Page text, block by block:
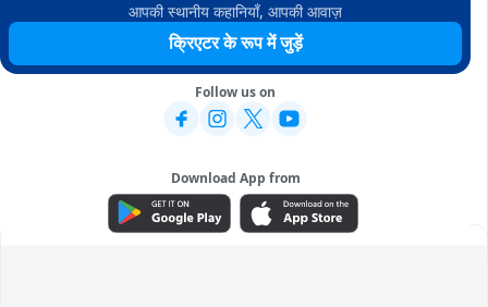
आपकी स्थानीय कहानियाँ, आपकी आवाज़
क्रिएटर के रूप में जुड़ें
Follow us on
Download App from
ADVERTISEMENT